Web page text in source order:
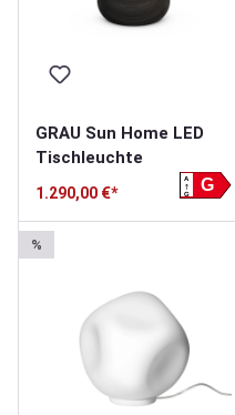
GRAU Sun Home LED
Tischleuchte
1.290,00 €* G
A
G
%